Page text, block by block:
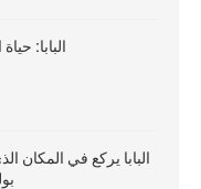
البابا:
البابا يركع في المكان